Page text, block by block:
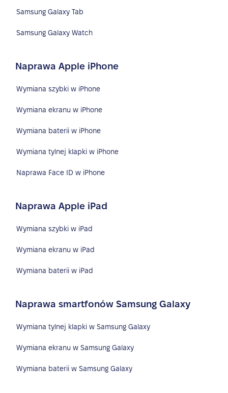
Samsung Galaxy Tab
Samsung Galaxy Watch
Naprawa Apple iPhone
Wymiana szybki w iPhone
Wymiana ekranu w iPhone
Wymiana baterii w iPhone
Wymiana tylnej klapki w iPhone
Naprawa Face ID w iPhone
Naprawa Apple iPad
Wymiana szybki w iPad
Wymiana ekranu w iPad
Wymiana baterii w iPad
Naprawa smartfonów Samsung Galaxy
Wymiana tylnej klapki w Samsung Galaxy
Wymiana ekranu w Samsung Galaxy
Wymiana baterii w Samsung Galaxy